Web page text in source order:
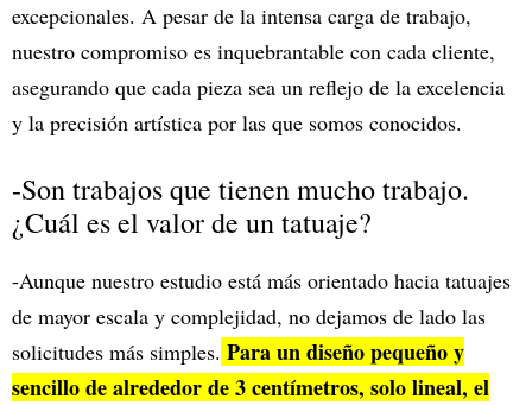
excepcionales. A pesar de la intensa carga de trabajo,
nuestro compromiso es inquebrantable con cada cliente,
asegurando que cada pieza sea un reflejo de la excelencia
y la precisión artística por las que somos conocidos.
-Son trabajos que tienen mucho trabajo.
¿Cuál es el valor de un tatuaje?
-Aunque nuestro estudio está más orientado hacia tatuajes
de mayor escala y complejidad, no dejamos de lado las
solicitudes más simples. Para un diseño pequeño y
sencillo de alrededor de 3 centímetros, solo lineal, el